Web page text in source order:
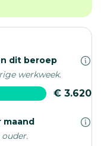
dit beroep
werkweek.
€ 3.620
maand